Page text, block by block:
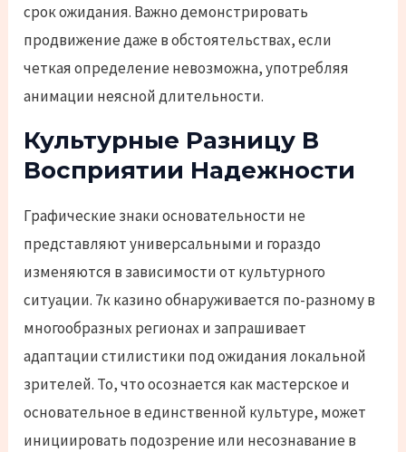
срок ожидания. Важно демонстрировать
продвижение даже в обстоятельствах, если
четкая определение невозможна, употребляя
анимации неясной длительности.
Культурные Разницу В
Восприятии Надежности
Графические знаки основательности не
представляют универсальными и гораздо
изменяются в зависимости от культурного
ситуации. 7к казино обнаруживается по-разному в
многообразных регионах и запрашивает
адаптации стилистики под ожидания локальной
зрителей. То, что осознается как мастерское и
основательное в единственной культуре, может
инициировать подозрение или несознавание в